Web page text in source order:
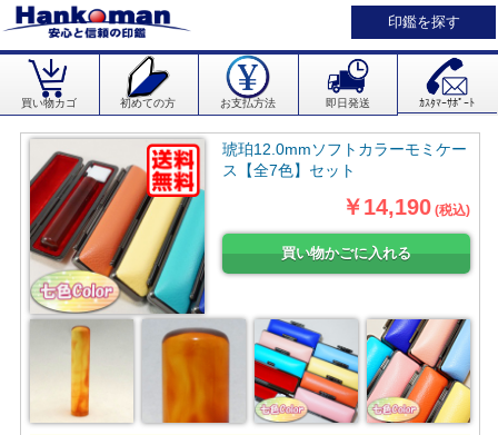
印鑑を探す
買い物カゴ 初めての方 お支払方法 即日発送 ｶｽﾀﾏｰｻﾎﾟｰﾄ
琥珀12.0mmソフトカラーモミケー
ス【全7色】セット
￥14,190 (税込)